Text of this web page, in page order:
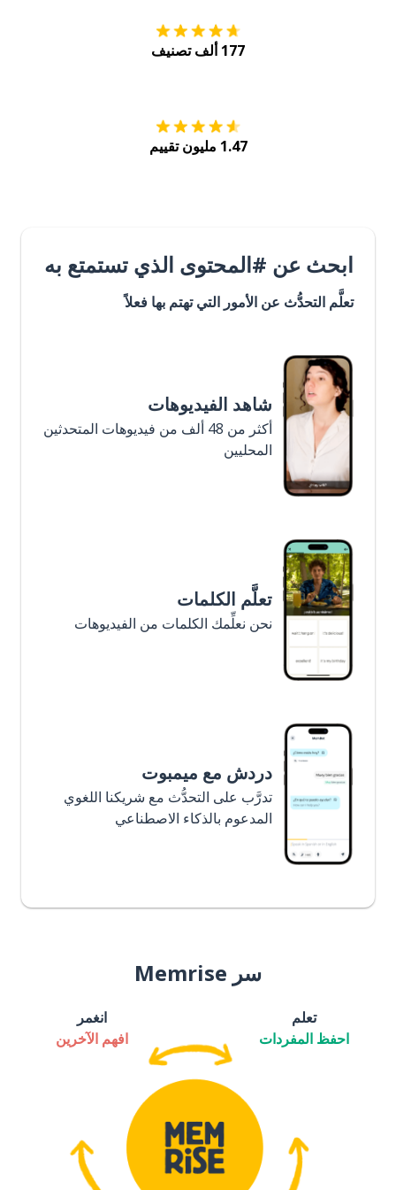
177 ألف تصنيف
1.47 مليون تقييم
ابحث عن #المحتوى الذي تستمتع به
تعلَّم التحدُّث عن الأمور التي تهتم بها فعلاً
شاهد الفيديوهات
أكثر من 48 ألف من فيديوهات المتحدثين
المحليين
تعلَّم الكلمات
نحن نعلِّمك الكلمات من الفيديوهات
دردش مع ميمبوت
تدرَّب على التحدُّث مع شريكنا اللغوي
المدعوم بالذكاء الاصطناعي
سر Memrise
تعلم
احفظ المفردات
انغمر
افهم الآخرين